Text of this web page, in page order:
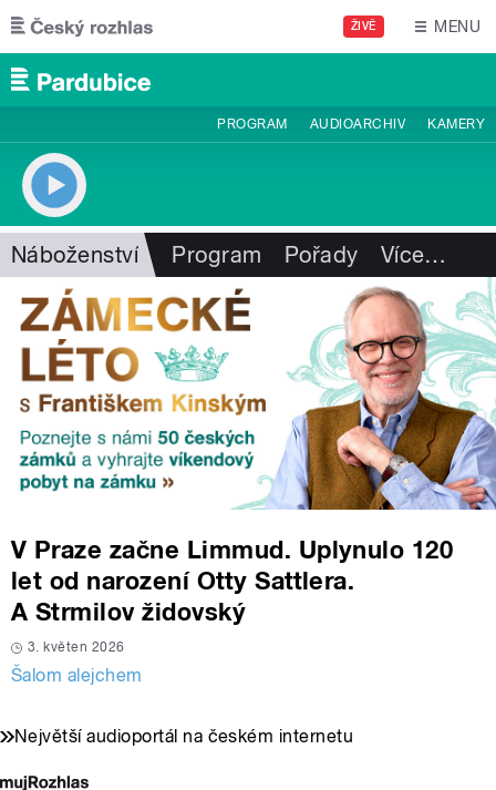
Přejít k hlavnímu obsahu
ŽIVĚ MENU
PROGRAM AUDIOARCHIV KAMERY
Náboženství Program Pořady Více…
V Praze začne Limmud. Uplynulo 120
let od narození Otty Sattlera.
A Strmilov židovský
3. květen 2026
Šalom alejchem
Největší audioportál na českém internetu